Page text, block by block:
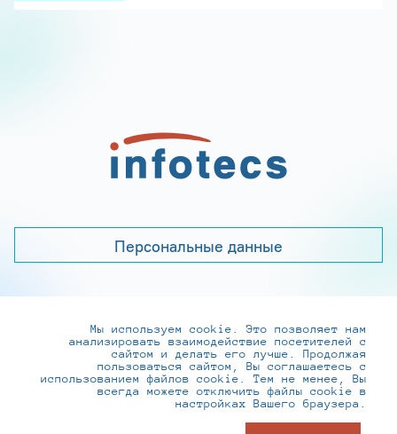
Персональные данные
+7 (495) 737-6192, 8-800-250-0-260
practice@infotecs.ru,hr@infotecs.ru
127273, г. Москва, Отрадная ул., 2Б строение 1
Мы используем cookie. Это позволяет нам
анализировать взаимодействие посетителей с
сайтом и делать его лучше. Продолжая
пользоваться сайтом, Вы соглашаетесь с
использованием файлов cookie. Тем не менее, Вы
всегда можете отключить файлы cookie в
настройках Вашего браузера.